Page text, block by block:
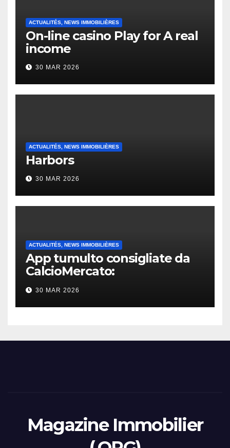
ACTUALITÉS, NEWS IMMOBILIÈRES
On-line casino Play for A real
income
30 MAR 2026
ACTUALITÉS, NEWS IMMOBILIÈRES
Harbors
30 MAR 2026
ACTUALITÉS, NEWS IMMOBILIÈRES
App tumulto consigliate da
CalcioMercato:
considerazione di gennaio
2026
30 MAR 2026
Magazine Immobilier